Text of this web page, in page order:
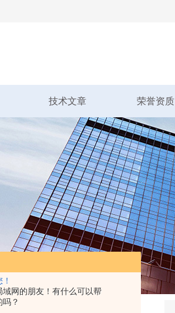
域网的朋友！有什么可以帮
吗？
技术文章 荣誉资质